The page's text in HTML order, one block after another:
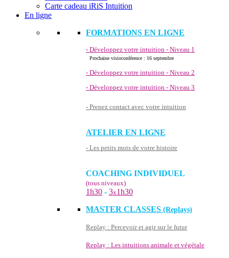
Carte cadeau iRiS Intuition
En ligne
FORMATIONS EN LIGNE
- Développez votre intuition - Niveau 1
Prochaine visioconférence : 16 septembre
- Développez votre intuition - Niveau 2
- Développez votre intuition - Niveau 3
- Prenez contact avec votre intuition
ATELIER EN LIGNE
- Les petits mots de votre histoire
COACHING INDIVIDUEL
(tous niveaux)
1h30 - 3x1h30
MASTER CLASSES (Replays)
Replay : Percevoir et agir sur le futur
Replay : Les intuitions animale et végétale